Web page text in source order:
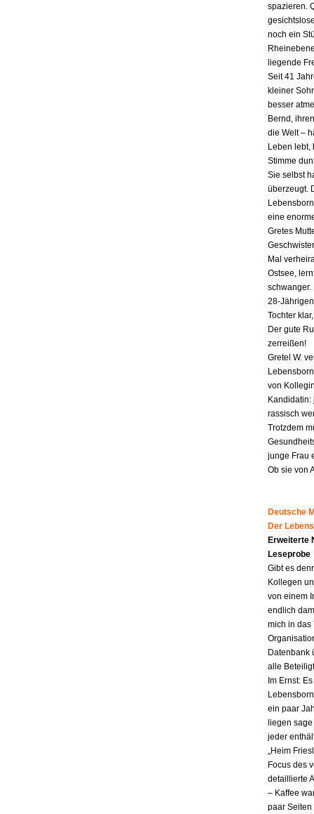
spazieren.
noch ein
liegende
Seit 41
kleiner
besser
Bernd,
die Welt –
Leben lebt,
Stimme
Sie selbst
überzeugt.
eine
Gretes
Mal
Ostsee,
schwanger.
28-
Tochter
Der gute
zerreißen!
Gretel W.
von
rassisch
Trotzdem
junge Frau
Ob sie von
Deutsche
Der
Erweiterte
Leseprobe
Gibt es
Kollegen
von einem
endlich
mich in das
Datenbank
alle
Im Ernst:
ein paar
liegen
jeder
„Heim
Focus des
detaillierte
– Kaffee
paar